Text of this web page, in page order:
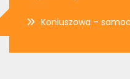
wpisu
Koniuszowa –